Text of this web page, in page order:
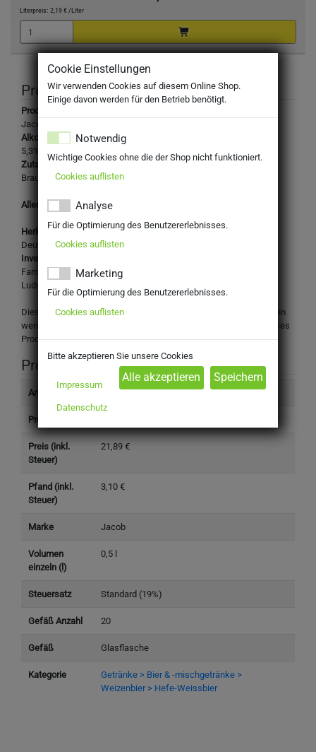
Literpreis: 2,19 € /Liter
Produktbeschreibung
Produktbezeichnung:
Jacob Naturtrübes Hefe Weissbier, Weizenbier
Alkoholgehalt:
5,3%
Zutaten:
Brauwasser, WEIZENMALZ, GERSTENMALZ, Hefe, Hopfen
Allergene: Weizenmalz, Gerstenmalz
Herkunftsland:
Deutschland
Inverkehrbringer:
Familienbrauerei Jacob oHG
Ludwigsheide 2, 92439 Bodenwöhr
Dieses Produkt darf nicht an Personen unter 16 Jahren abgegeben
werden. Mit Ihrer Bestellung bestätigen Sie, dass Sie das für dieses
Produkt gesetzlich vorgeschriebene Mindestalter haben.
Produktinformation
Artikelnummer 4569510
Produkttyp
Preis (inkl.
Steuer)
21,89 €
Pfand (inkl.
Steuer)
3,10 €
Marke Jacob
Volumen
einzeln (l)
0,5 l
Steuersatz Standard (19%)
Gefäß Anzahl 20
Gefäß Glasflasche
Kategorie
Getränke > Bier & -mischgetränke >
Weizenbier > Hefe-Weissbier
Cookie Einstellungen
Wir verwenden Cookies auf diesem Online Shop.
Einige davon werden für den Betrieb benötigt.
Notwendig
Wichtige Cookies ohne die der Shop nicht funktioniert.
Cookies auflisten
Analyse
Für die Optimierung des Benutzererlebnisses.
Cookies auflisten
Marketing
Für die Optimierung des Benutzererlebnisses.
Cookies auflisten
Bitte akzeptieren Sie unsere Cookies
Impressum
Datenschutz